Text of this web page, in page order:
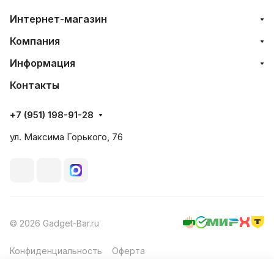
Интернет-магазин
Компания
Информация
Контакты
+7 (951) 198-91-28
ул. Максима Горького, 76
© 2026 Gadget-Bar.ru
Конфиденциальность Оферта